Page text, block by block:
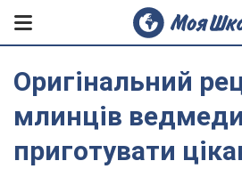
Оригінальний
млинців
приготувати